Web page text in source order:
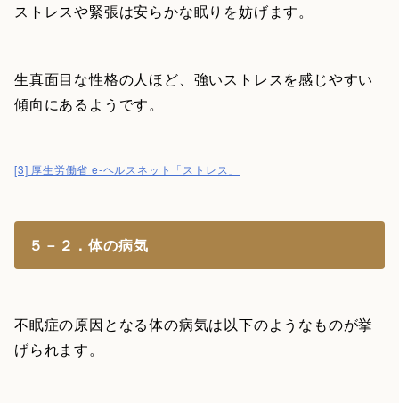
ストレスや緊張は安らかな眠りを妨げます。
生真面目な性格の人ほど、強いストレスを感じやすい
傾向にあるようです。
[3] 厚生労働省 e-ヘルスネット「ストレス」
５－２．体の病気
不眠症の原因となる体の病気は以下のようなものが挙
げられます。